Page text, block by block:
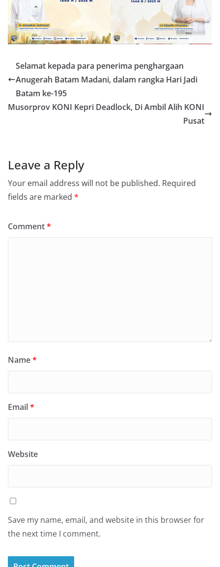
Selamat kepada para penerima penghargaan
Anugerah Batam Madani, dalam rangka Hari Jadi
Batam ke-195
Musorprov KONI Kepri Deadlock, Di Ambil Alih KONI
Pusat
Leave a Reply
Your email address will not be published. Required
fields are marked *
Comment*
Name*
Email*
Website
Save my name, email, and website in this browser for
the next time I comment.